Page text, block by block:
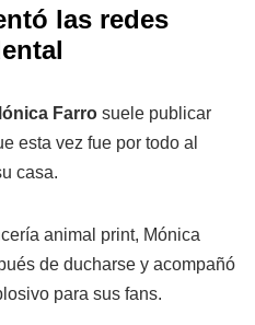
las redes
Farro suele publicar
esta vez fue por todo al
casa.
animal print, Mónica
de ducharse y acompañó
para sus fans.